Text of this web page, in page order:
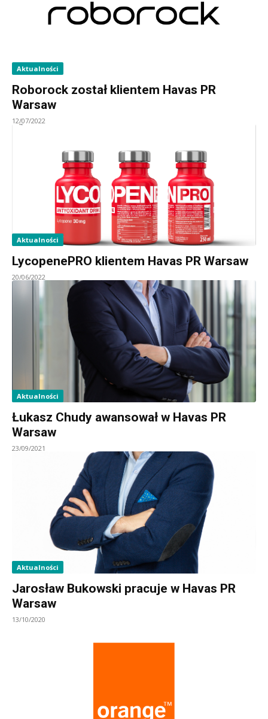
Aktualności
Roborock został klientem Havas PR
Warsaw
12/07/2022
Aktualności
LycopenePRO klientem Havas PR Warsaw
20/06/2022
Aktualności
Łukasz Chudy awansował w Havas PR
Warsaw
23/09/2021
Aktualności
Jarosław Bukowski pracuje w Havas PR
Warsaw
13/10/2020